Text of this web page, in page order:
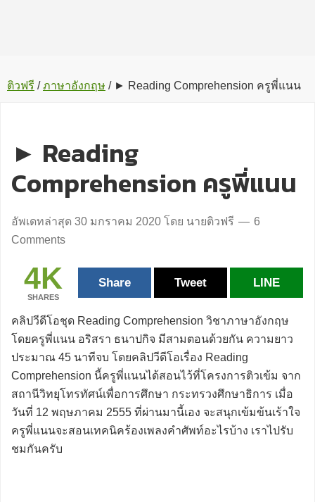
ติวฟรี / ภาษาอังกฤษ /► Reading Comprehension ครูพี่แนน
► Reading
Comprehension ครูพี่แนน
อัพเดทล่าสุด 30 มกราคม 2020 โดย นายติวฟรี
6
Comments
4K
SHARES
Share Tweet LINE
คลิปวีดีโอชุด Reading Comprehension วิชาภาษาอังกฤษ
โดยครูพี่แนน อริสรา ธนาปกิจ มีสามตอนด้วยกัน ความยาว
ประมาณ 45 นาทีจบ โดยคลิปวีดีโอเรื่อง Reading
Comprehension นี้ครูพี่แนนได้สอนไว้ที่โครงการติวเข้ม จาก
สถานีวิทยุโทรทัศน์เพื่อการศึกษา กระทรวงศึกษาธิการ เมื่อ
วันที่ 12 พฤษภาคม 2555 ที่ผ่านมานี้เอง จะสนุกเข้มข้นเร้าใจ
ครูพี่แนนจะสอนเทคนิคร้องเพลงคำศัพท์อะไรบ้าง เราไปรับ
ชมกันครับ